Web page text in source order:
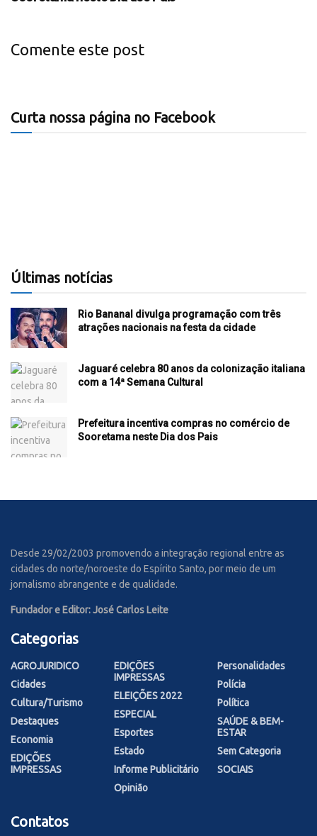
Comente este post
Curta nossa página no Facebook
Últimas notícias
Rio Bananal divulga programação com três
atrações nacionais na festa da cidade
Jaguaré celebra 80 anos da colonização italiana
com a 14ª Semana Cultural
Prefeitura incentiva compras no comércio de
Sooretama neste Dia dos Pais
Desde 29/02/2003 promovendo a integração regional entre as
cidades do norte/noroeste do Espírito Santo, por meio de um
jornalismo abrangente e de qualidade.
Fundador e Editor: José Carlos Leite
Categorias
AGROJURIDICO
Cidades
Cultura/Turismo
Destaques
Economia
EDIÇÕES
IMPRESSAS
EDIÇÕES
IMPRESSAS
ELEIÇÕES 2022
ESPECIAL
Esportes
Estado
Informe Publicitário
Opinião
Personalidades
Polícia
Política
SAÚDE & BEM-
ESTAR
Sem Categoria
SOCIAIS
Contatos